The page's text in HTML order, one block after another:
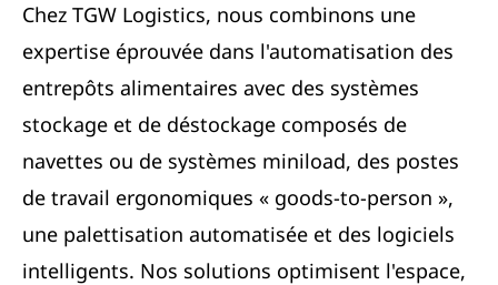
Chez TGW Logistics, nous combinons une
expertise éprouvée dans l'automatisation des
entrepôts alimentaires avec des systèmes
stockage et de déstockage composés de
navettes ou de systèmes miniload, des postes
de travail ergonomiques « goods-to-person »,
une palettisation automatisée et des logiciels
intelligents. Nos solutions optimisent l'espace,